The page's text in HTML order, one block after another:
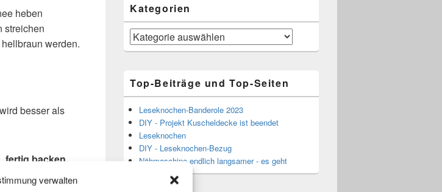
verwalten
heben
streichen
werden.
wird besser als
fertig backen.
Kategorien
Kategorien
Top-Beiträge und Top-Seiten
Leseknochen-Banderole 2023
DIY - Projekt Kuscheldecke ist beendet
Leseknochen
DIY - Leseknochen-Bezug
Nähmaschine endlich langsamer - es geht